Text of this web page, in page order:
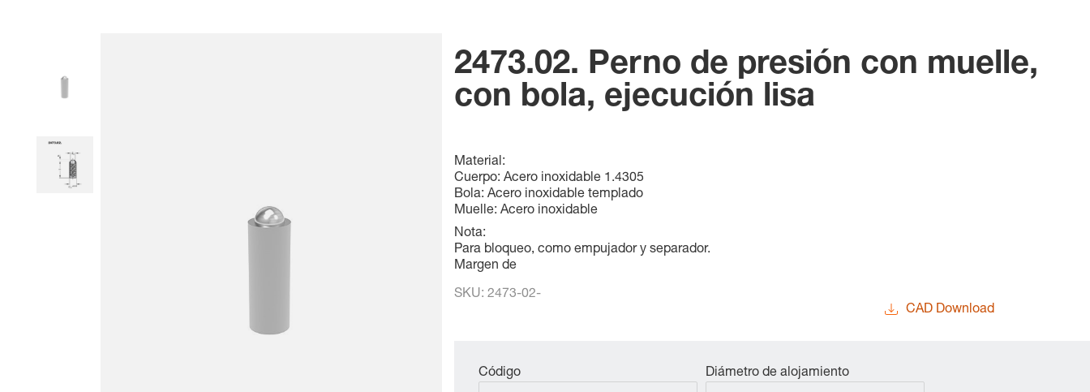
2473.02. Perno de presión con muelle,
con bola, ejecución lisa
Material:
Cuerpo: Acero inoxidable 1.4305
Bola: Acero inoxidable templado
Muelle: Acero inoxidable
Nota:
Para bloqueo, como empujador y separador.
Margen de
SKU:2473-02-
CAD Download
Código Diámetro de alojamiento